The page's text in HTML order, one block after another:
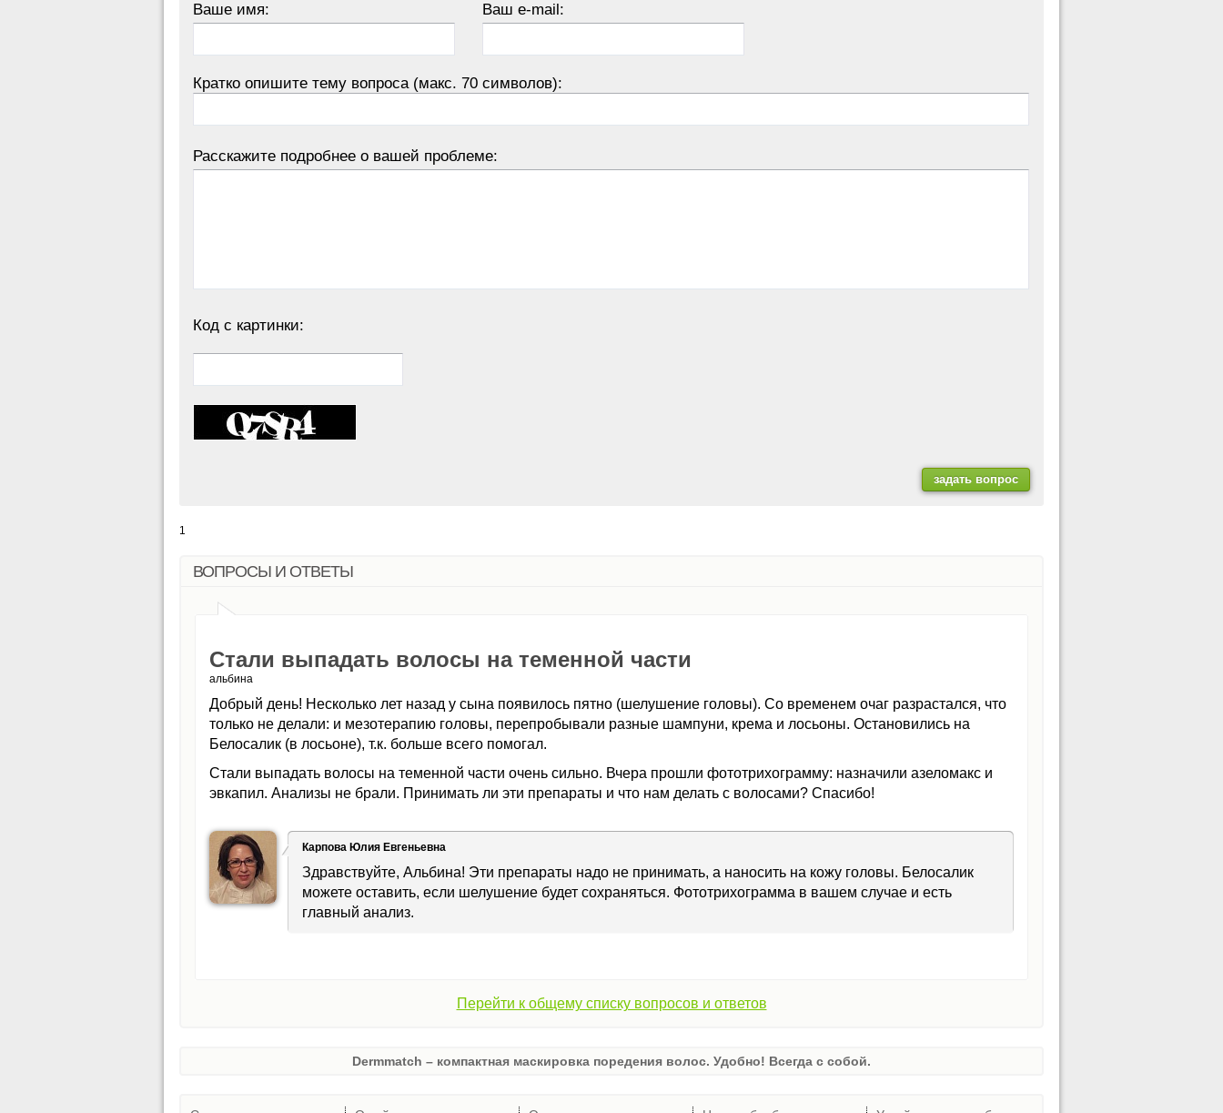
Ваше имя: Ваш e-mail:
Кратко опишите тему вопроса (макс. 70 символов):
Расскажите подробнее о вашей проблеме:
Код с картинки:
1
ВОПРОСЫ И ОТВЕТЫ
Стали выпадать волосы на теменной части
альбина
Добрый день! Несколько лет назад у сына появилось пятно (шелушение головы). Со временем очаг разрастался, что
только не делали: и мезотерапию головы, перепробывали разные шампуни, крема и лосьоны. Остановились на
Белосалик (в лосьоне), т.к. больше всего помогал.
Стали выпадать волосы на теменной части очень сильно. Вчера прошли фототрихограмму: назначили азеломакс и
эвкапил. Анализы не брали. Принимать ли эти препараты и что нам делать с волосами? Спасибо!
Карпова Юлия Евгеньевна
Здравствуйте, Альбина! Эти препараты надо не принимать, а наносить на кожу головы. Белосалик
можете оставить, если шелушение будет сохраняться. Фототрихограмма в вашем случае и есть
главный анализ.
Перейти к общему списку вопросов и ответов
Dermmatch – компактная маскировка поредения волос. Удобно! Всегда с собой.